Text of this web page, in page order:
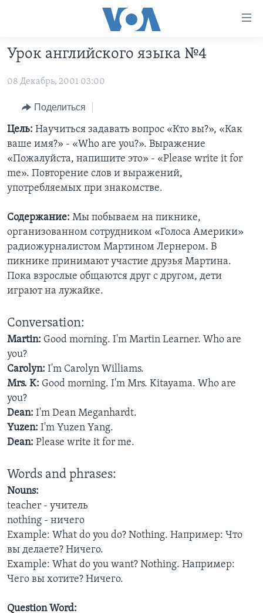
Перейти
на
основной
Перейти
основной
навигации
Перейти
поиск
ГЛАВНОЕ
ПРОГРАММЫ
АМЕРИКА
НОВОСТИ ЗА МИНУТУ
ИТОГИ
ПОЧЕМУ ЭТО ВАЖНО?
ДИСКУССИЯ VOA
НЬЮ-ЙОРК NEW YORK
АМЕРИКА. БОЛЬШОЕ ПУТЕШЕСТВИЕ
ПРОЕКТЫ
УЧИМ АНГЛИЙСКИЙ
НАША АМЕРИКАНСКАЯ ИСТОРИЯ
А КАК В АМЕРИКЕ?
АРТЕФАКТЫ
АМЕРИКАНСКИЕ ГОРОДКИ
ТЕСТЫ
ЭКСПЕРТИЗА
ИНТЕРВЬЮ
ФАКТЫ ПРОТИВ ФЕЙКОВ
ЗА СВОБОДУ ПРЕССЫ
УЧИМ АНГЛИЙСКИЙ
ВИДЕО
ПОДПИСКА НА НОВОСТИ
Learning English
Языки
Урок английского языка №4
08 Декабрь, 2001 03:00
Поделиться
Цель: Научиться задавать вопрос «Кто вы?», «Как
ваше имя?» - «Who are you?». Выражение
«Пожалуйста, напишите это» - «Please write it for
me». Повторение слов и выражений,
употребляемых при знакомстве.
Содержание: Мы побываем на пикнике,
организованном сотрудником «Голоса Америки»
радиожурналистом Мартином Лернером. В
пикнике принимают участие друзья Мартина.
Пока взрослые общаются друг с другом, дети
играют на лужайке.
Conversation:
Martin: Good morning. I'm Martin Learner. Who are
you?
Carolyn: I'm Carolyn Williams.
Mrs. K: Good morning. I'm Mrs. Kitayama. Who are
you?
Dean: I'm Dean Meganhardt.
Yuzen: I'm Yuzen Yang.
Dean: Please write it for me.
Words and phrases:
Nouns:
teacher - учитель
nothing - ничего
Example: What do you do? Nothing. Например: Что
вы делаете? Ничего.
Example: What do you want? Nothing. Например:
Чего вы хотите? Ничего.
Question Word: